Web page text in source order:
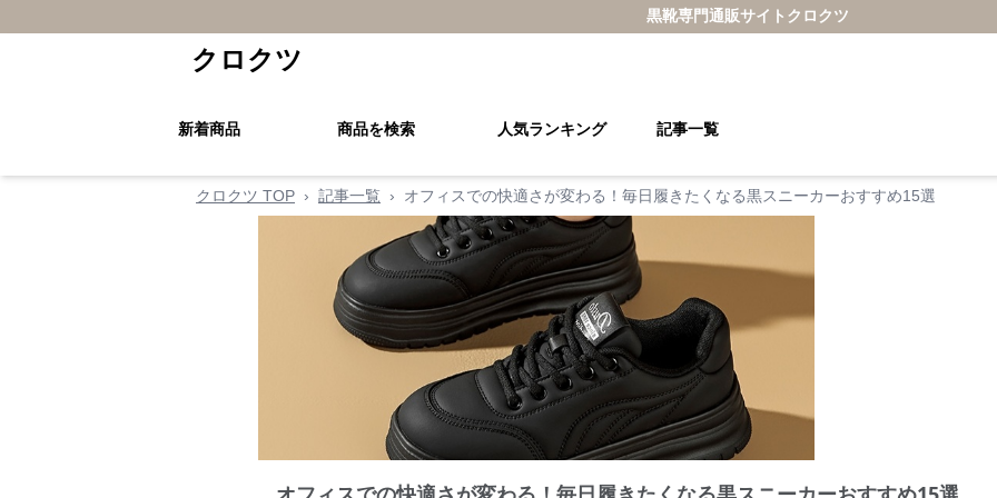
黒靴専門通販サイト クロクツ
クロクツ
新着商品 商品を検索 人気ランキング 記事一覧
クロクツ TOP › 記事一覧 › オフィスでの快適さが変わる！毎日履きたくなる黒スニーカーおすすめ15選